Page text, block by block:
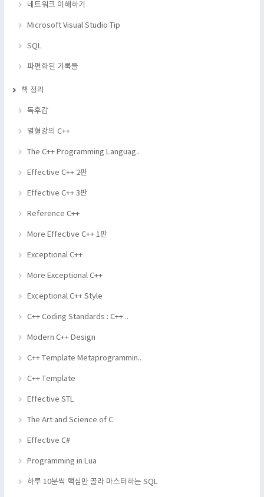
네트워크 이해하기
Microsoft Visual Studio Tip
SQL
파편화된 기록들
책 정리
독후감
열혈강의 C++
The C++ Programming Languag..
Effective C++ 2판
Effective C++ 3판
Reference C++
More Effective C++ 1판
Exceptional C++
More Exceptional C++
Exceptional C++ Style
C++ Coding Standards : C++ ..
Modern C++ Design
C++ Template Metaprogrammin..
C++ Template
Effective STL
The Art and Science of C
Effective C#
Programming in Lua
하루 10분씩 핵심만 골라 마스터하는 SQL